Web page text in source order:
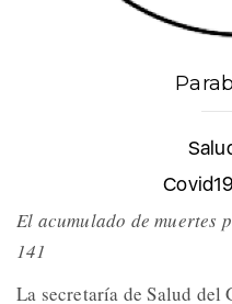
El acumulado de muertes
141
La secretaría de Salud